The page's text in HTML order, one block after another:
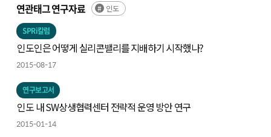
연관태그 연구자료 인도
SPRi칼럼
인도인은 어떻게 실리콘밸리를 지배하기 시작했나?
2015-08-17
연구보고서
인도 내 SW상생협력센터 전략적 운영 방안 연구
2015-01-14